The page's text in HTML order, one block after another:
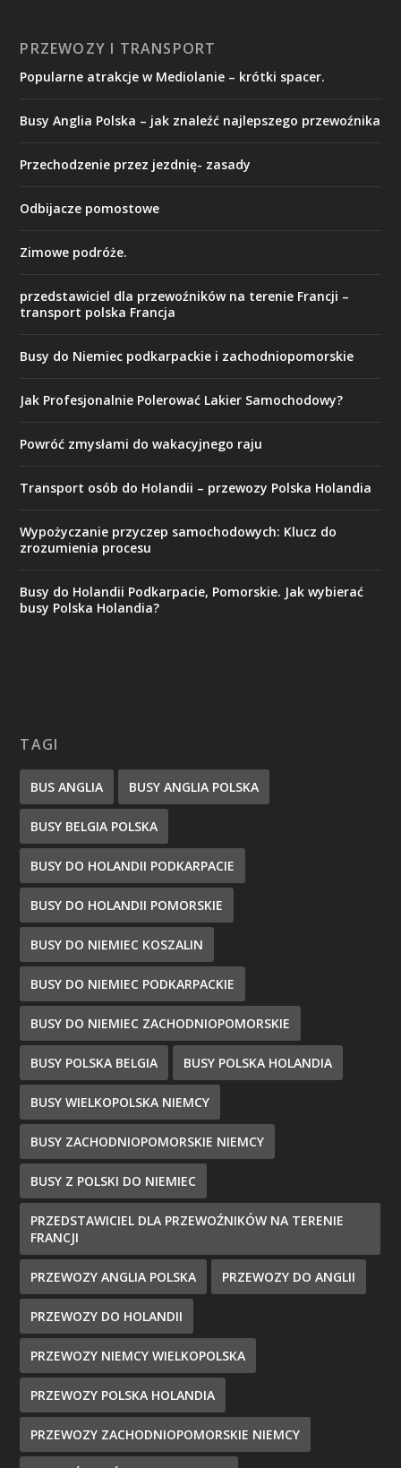
PRZEWOZY I TRANSPORT
Popularne atrakcje w Mediolanie – krótki spacer.
Busy Anglia Polska – jak znaleźć najlepszego przewoźnika
Przechodzenie przez jezdnię- zasady
Odbijacze pomostowe
Zimowe podróże.
przedstawiciel dla przewoźników na terenie Francji –
transport polska Francja
Busy do Niemiec podkarpackie i zachodniopomorskie
Jak Profesjonalnie Polerować Lakier Samochodowy?
Powróć zmysłami do wakacyjnego raju
Transport osób do Holandii – przewozy Polska Holandia
Wypożyczanie przyczep samochodowych: Klucz do
zrozumienia procesu
Busy do Holandii Podkarpacie, Pomorskie. Jak wybierać
busy Polska Holandia?
TAGI
BUS ANGLIA BUSY ANGLIA POLSKA
BUSY BELGIA POLSKA
BUSY DO HOLANDII PODKARPACIE
BUSY DO HOLANDII POMORSKIE
BUSY DO NIEMIEC KOSZALIN
BUSY DO NIEMIEC PODKARPACKIE
BUSY DO NIEMIEC ZACHODNIOPOMORSKIE
BUSY POLSKA BELGIA BUSY POLSKA HOLANDIA
BUSY WIELKOPOLSKA NIEMCY
BUSY ZACHODNIOPOMORSKIE NIEMCY
BUSY Z POLSKI DO NIEMIEC
PRZEDSTAWICIEL DLA PRZEWOŹNIKÓW NA TERENIE
FRANCJI
PRZEWOZY ANGLIA POLSKA PRZEWOZY DO ANGLII
PRZEWOZY DO HOLANDII
PRZEWOZY NIEMCY WIELKOPOLSKA
PRZEWOZY POLSKA HOLANDIA
PRZEWOZY ZACHODNIOPOMORSKIE NIEMCY